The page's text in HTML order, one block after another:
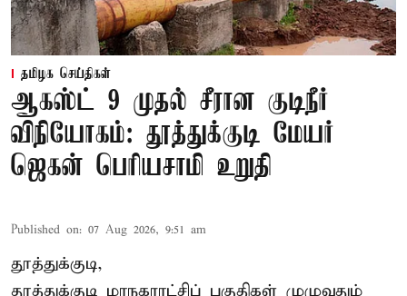
தமிழக செய்திகள்
ஆகஸ்ட் 9 முதல் சீரான குடிநீர்
விநியோகம்: தூத்துக்குடி மேயர்
ஜெகன் பெரியசாமி உறுதி
Published on: 07 Aug 2026, 9:51 am
தூத்துக்குடி,
தூத்துக்குடி மாநகராட்சிப் பகுதிகள் முழுவதும்